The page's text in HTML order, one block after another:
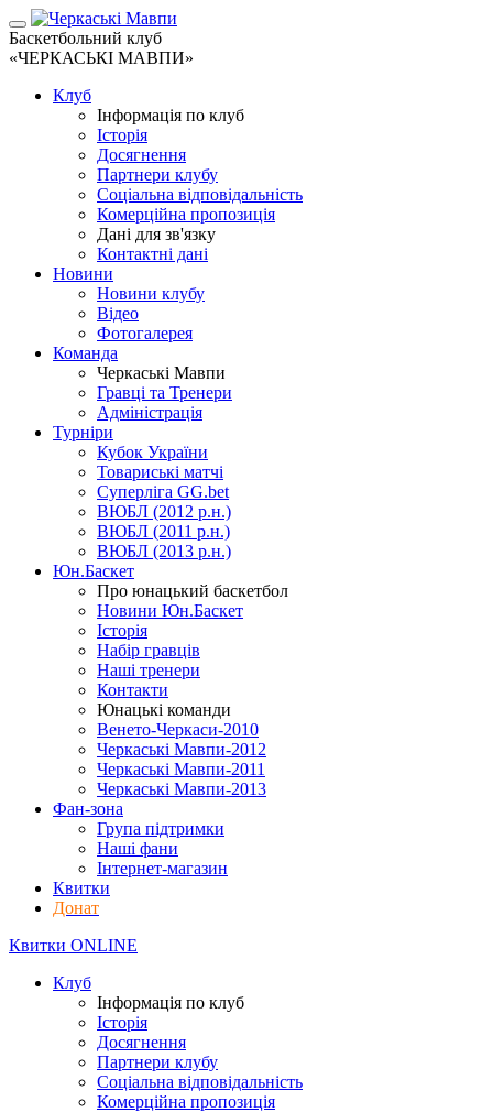
Баскетбольний клуб
«ЧЕРКАСЬКІ МАВПИ»
Клуб
Інформація по клуб
Історія
Досягнення
Партнери клубу
Соціальна відповідальність
Комерційна пропозиція
Дані для зв'язку
Контактні дані
Новини
Новини клубу
Відео
Фотогалерея
Команда
Черкаські Мавпи
Гравці та Тренери
Адміністрація
Турніри
Кубок України
Товариські матчі
Суперліга GG.bet
ВЮБЛ (2012 р.н.)
ВЮБЛ (2011 р.н.)
ВЮБЛ (2013 р.н.)
Юн.Баскет
Про юнацький баскетбол
Новини Юн.Баскет
Історія
Набір гравців
Наші тренери
Контакти
Юнацькі команди
Венето-Черкаси-2010
Черкаські Мавпи-2012
Черкаські Мавпи-2011
Черкаські Мавпи-2013
Фан-зона
Група підтримки
Наші фани
Інтернет-магазин
Квитки
Донат
Квитки ONLINE
Клуб
Інформація по клуб
Історія
Досягнення
Партнери клубу
Соціальна відповідальність
Комерційна пропозиція